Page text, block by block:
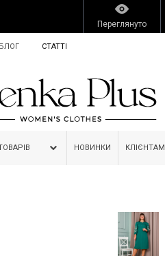
Переглянуто
БЛОГ СТАТТІ
НОВИНКИ КЛІЄНТАМ